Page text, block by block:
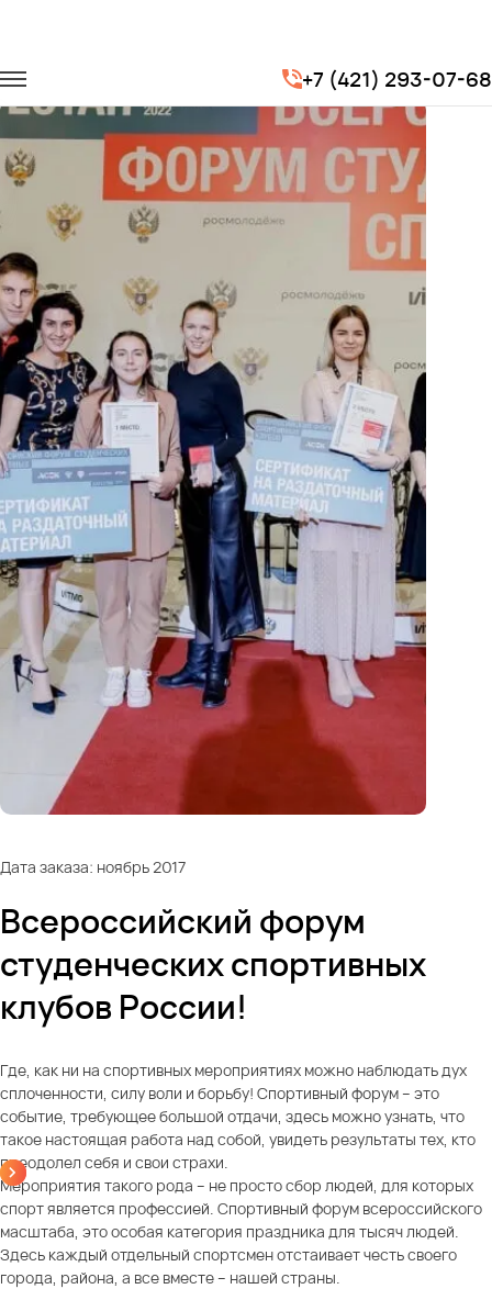
+7 (421) 293-07-68
Транспорт на мероприятия
Всероссийский форум студенческих спортивных клубов России!
Дата заказа: ноябрь 2017
Всероссийский форум
студенческих спортивных
клубов России!
Где, как ни на спортивных мероприятиях можно наблюдать дух
сплоченности, силу воли и борьбу! Спортивный форум – это
событие, требующее большой отдачи, здесь можно узнать, что
такое настоящая работа над собой, увидеть результаты тех, кто
преодолел себя и свои страхи.
Мероприятия такого рода – не просто сбор людей, для которых
спорт является профессией. Спортивный форум всероссийского
масштаба, это особая категория праздника для тысяч людей.
Здесь каждый отдельный спортсмен отстаивает честь своего
города, района, а все вместе – нашей страны.